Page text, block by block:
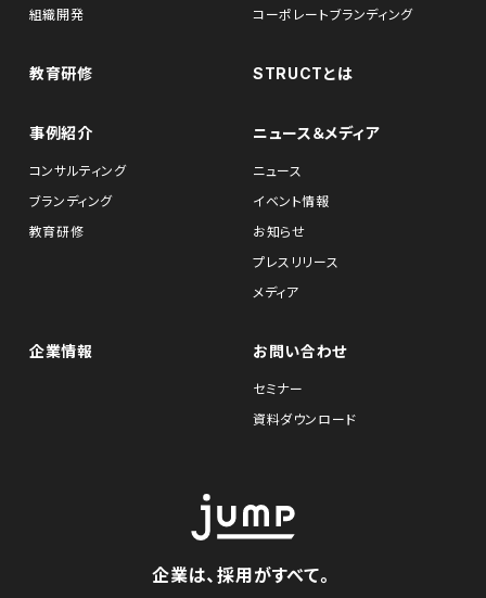
組織開発
コーポレートブランディング
教育研修 STRUCTとは
事例紹介
コンサルティング
ブランディング
教育研修
ニュース＆メディア
ニュース
イベント情報
お知らせ
プレスリリース
メディア
企業情報 お問い合わせ
セミナー
資料ダウンロード
企業は、採用がすべて。